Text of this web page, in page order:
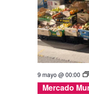
9 mayo @ 00:00
Mercado